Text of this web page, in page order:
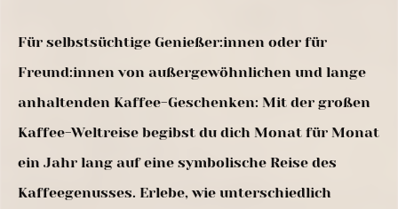
Für selbstsüchtige Genießer:innen oder für
Freund:innen von außergewöhnlichen und lange
anhaltenden Kaffee-Geschenken: Mit der großen
Kaffee-Weltreise begibst du dich Monat für Monat
ein Jahr lang auf eine symbolische Reise des
Kaffeegenusses. Erlebe, wie unterschiedlich